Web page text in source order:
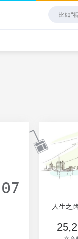
人生之